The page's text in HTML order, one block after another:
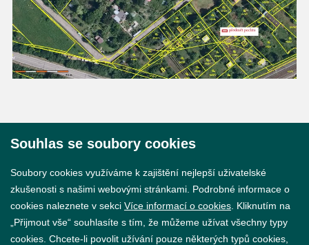
Souhlas se soubory cookies
Soubory cookies využíváme k zajištění nejlepší uživatelské
zkušenosti s našimi webovými stránkami. Podrobné informace o
cookies naleznete v sekci Více informací o cookies . Kliknutím na
„Přijmout vše“ souhlasíte s tím, že můžeme užívat všechny typy
cookies. Chcete-li povolit užívání pouze některých typů cookies,